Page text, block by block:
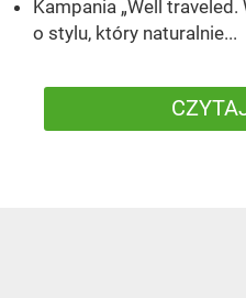
Kampania „Well
o stylu, który naturalnie...